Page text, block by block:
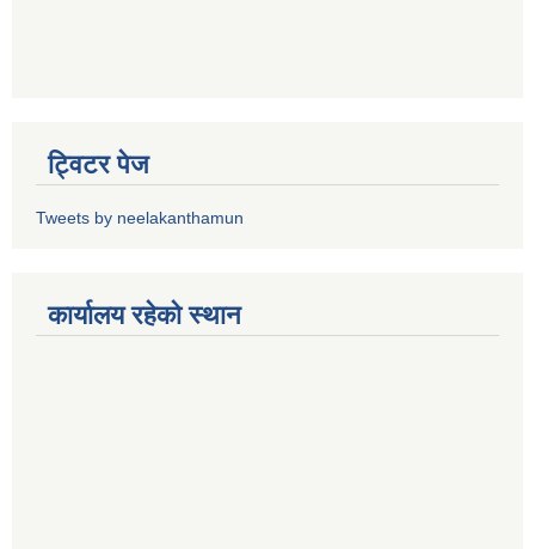
ट्विटर पेज
Tweets by neelakanthamun
कार्यालय रहेको स्थान